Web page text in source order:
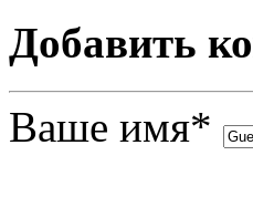
Добавить
Ваше имя*